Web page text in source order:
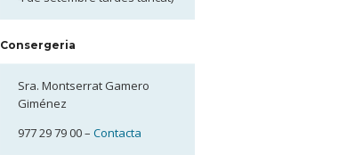
Consergeria
Sra. Montserrat Gamero
Giménez
977 29 79 00 – Contacta